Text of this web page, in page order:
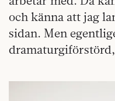
och känna att jag
sidan. Men